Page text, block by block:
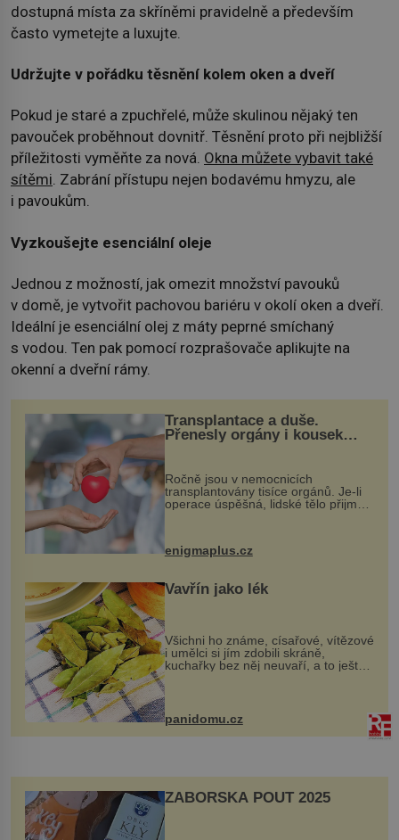
dostupná místa za skříněmi pravidelně a především
často vymetejte a luxujte.
Udržujte v pořádku těsnění kolem oken a dveří
Pokud je staré a zpuchřelé, může skulinou nějaký ten
pavouček proběhnout dovnitř. Těsnění proto při nejbližší
příležitosti vyměňte za nová. Okna můžete vybavit také
sítěmi. Zabrání přístupu nejen bodavému hmyzu, ale
i pavoukům.
Vyzkoušejte esenciální oleje
Jednou z možností, jak omezit množství pavouků
v domě, je vytvořit pachovou bariéru v okolí oken a dveří.
Ideální je esenciální olej z máty peprné smíchaný
s vodou. Ten pak pomocí rozprašovače aplikujte na
okenní a dveřní rámy.
Transplantace a duše.
Přenesly orgány i kousek
Ročně jsou v nemocnicích
transplantovány tisíce orgánů. Je-li
operace úspěšná, lidské tělo přijme
enigmaplus.cz
Vavřín jako lék
Všichni ho známe, císařové, vítězové
i umělci si jím zdobili skráně,
kuchařky bez něj neuvaří, a to ještě
nevíte, že bobkový list může výrazně
zmírnit některé naše neduhy.
Obsahuje v malém množství ně...
panidomu.cz
ZÁBOŘSKÁ POUŤ 2025